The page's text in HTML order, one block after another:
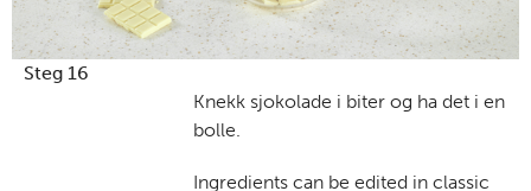
Steg 16
Knekk sjokolade i biterog ha det i en
bolle
Ingredients can be edited in classic